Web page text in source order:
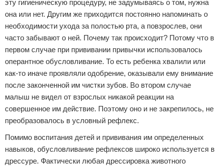
эту гигиеническую процедуру, не задумываясь о том, нужна
она или нет. Другим же приходится постоянно напоминать о
необходимости ухода за полостью рта, а повзрослев, они
часто забывают о ней. Почему так происходит? Потому что в
первом случае при прививании привычки использовалось
оперантное обусловливание. То есть ребенка хвалили или
как-то иначе проявляли одобрение, оказывали ему внимание
после законченной им чистки зубов. Во втором случае
малыш не видел от взрослых никакой реакции на
совершенное им действие. Поэтому оно и не закрепилось, не
преобразовалось в условный рефлекс.
Помимо воспитания детей и прививания им определенных
навыков, обусловливание рефлексов широко используется в
дрессуре. Фактически любая дрессировка животного